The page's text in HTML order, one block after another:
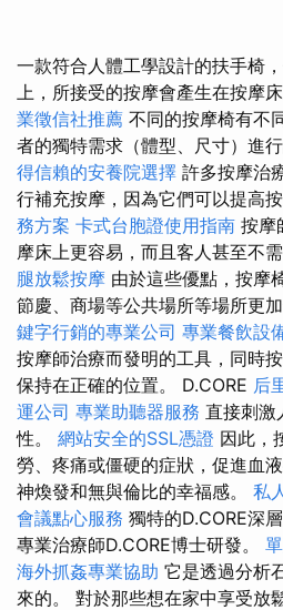
一款符合人體工學設計的扶手椅
上，所接受的按摩會產生在按摩
業徵信社推薦 不同的按摩椅有不
者的獨特需求（體型、尺寸）進
得信賴的安養院選擇 許多按摩治
行補充按摩，因為它們可以提高
務方案 卡式台胞證使用指南 按摩
摩床上更容易，而且客人甚至不
腿放鬆按摩 由於這些優點，按摩
節慶、商場等公共場所等場所更
鍵字行銷的專業公司 專業餐飲設
按摩師治療而發明的工具，同時
保持在正確的位置。 D.CORE 后
運公司 專業助聽器服務 直接刺激
性。 網站安全的SSL憑證 因此，
勞、疼痛或僵硬的症狀，促進血
神煥發和無與倫比的幸福感。 私
會議點心服務 獨特的D.CORE深
專業治療師D.CORE博士研發。
海外抓姦專業協助 它是透過分析
來的。 對於那些想在家中享受放